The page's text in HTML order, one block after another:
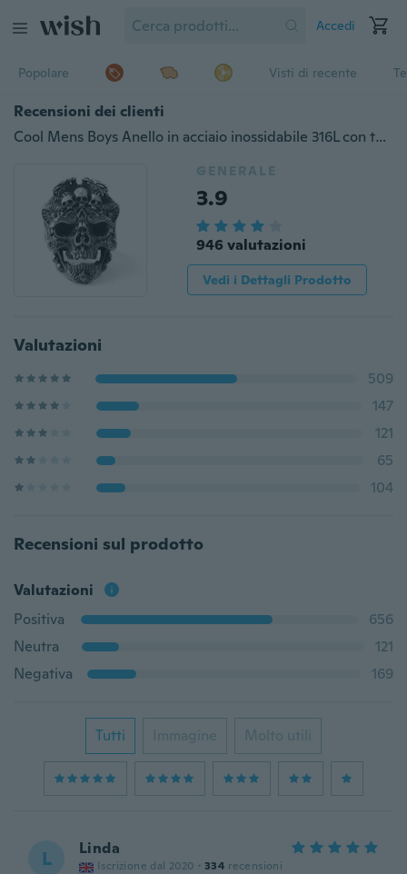
Accedi
Popolare Visti di recente
Recensioni dei clienti
Cool Mens Boys Anello in acciaio inossidabile 316L con teschio Vintage Punk Titanium Biker Jewelry Size 7-13
GENERALE
3.9
946 valutazioni
Vedi i Dettagli Prodotto
Valutazioni
509
147
121
65
104
Recensioni sul prodotto
Valutazioni
Positiva
656
Neutra
121
Negativa
169
Tutti Immagine Molto utili
L Linda
Iscrizione dal 2020 · 334 recensioni